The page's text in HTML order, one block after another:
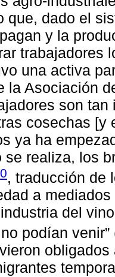
que, dado el
y la
trabajadores
una activa
la Asociación
son
cosechas [y
ya ha
se realiza, los
, traducción de
a
del
podían venir”